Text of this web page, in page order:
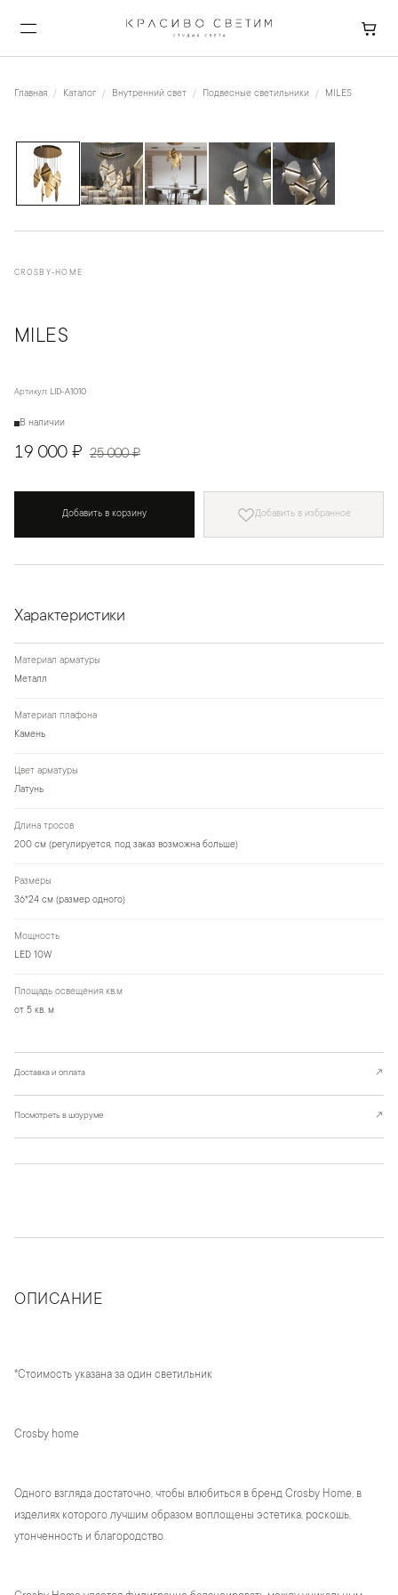
Главная Каталог Внутренний свет Подвесные светильники MILES
CROSBY-HOME
MILES
Артикул: LID-A1010
В наличии
19 000 ₽ 25 000 ₽
Добавить в корзину Добавить в избранное
Характеристики
Материал арматуры
Металл
Материал плафона
Камень
Цвет арматуры
Латунь
Длина тросов
200 см (регулируется, под заказ возможна больше)
Размеры
36*24 см (размер одного)
Мощность
LED 10W
Площадь освещения кв.м
от 5 кв. м
Доставка и оплата ↗
Посмотреть в шоуруме ↗
ОПИСАНИЕ
*Стоимость указана за один светильник
Crosby home
Одного взгляда достаточно, чтобы влюбиться в бренд Crosby Home, в
изделиях которого лучшим образом воплощены эстетика, роскошь,
утонченность и благородство.